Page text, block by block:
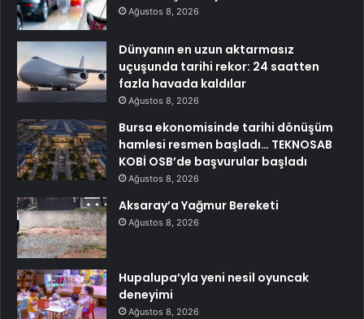
Ağustos 8, 2026
Dünyanın en uzun aktarmasız
uçuşunda tarihi rekor: 24 saatten
fazla havada kaldılar
Ağustos 8, 2026
Bursa ekonomisinde tarihi dönüşüm
hamlesi resmen başladı… TEKNOSAB
KOBİ OSB’de başvurular başladı
Ağustos 8, 2026
Aksaray’a Yağmur Bereketi
Ağustos 8, 2026
Hupalupa’yla yeni nesil oyuncak
deneyimi
Ağustos 8, 2026